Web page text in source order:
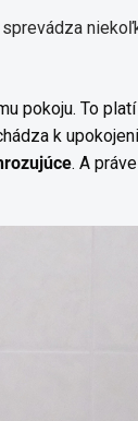
pokoju. To
k
. A